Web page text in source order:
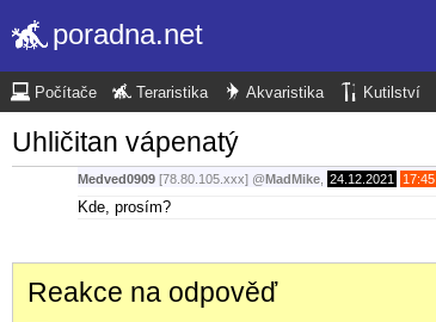
poradna.net
Počítače Teraristika Akvaristika Kutilství
Uhličitan vápenatý
Medved0909 [78.80.105.xxx] @MadMike 24.12.2021 17:45
Kde, prosím?
Reakce na odpověď